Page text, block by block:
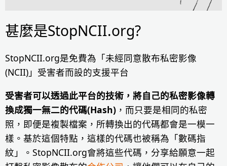
甚麼是StopNCII.org?
StopNCII.org是免費為「未經同意散布私密影像
(NCII)」受害者而設的支援平台
受害者可以透過此平台的技術，將自己的私密影像轉
換成獨一無二的代碼(Hash) ，而只要是相同的私密
照，即便是複製檔案，所轉換出的代碼都會是一模一
樣。基於這個特點，這樣的代碼也被稱為「數碼指
紋」。StopNCII.org會將這些代碼，分享給願意一起